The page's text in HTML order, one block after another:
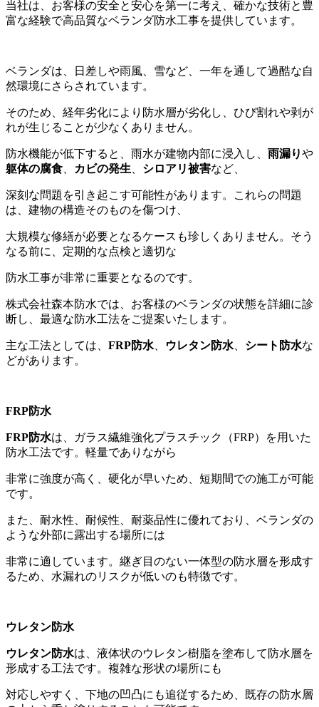
当社は、お客様の安全と安心を第一に考え、確かな技術と豊
富な経験で高品質なベランダ防水工事を提供しています。
ベランダは、日差しや雨風、雪など、一年を通して過酷な自
然環境にさらされています。
そのため、経年劣化により防水層が劣化し、ひび割れや剥が
れが生じることが少なくありません。
防水機能が低下すると、雨水が建物内部に浸入し、 雨漏りや
躯体の腐食
カビの発生 シロアリ被害など、
深刻な問題を引き起こす可能性があります。これらの問題
は、建物の構造そのものを傷つけ、
大規模な修繕が必要となるケースも珍しくありません。そう
なる前に、定期的な点検と適切な
防水工事が非常に重要となるのです。
株式会社森本防水では、お客様のベランダの状態を詳細に診
断し、最適な防水工法をご提案いたします。
主な工法としては、 FRP防水 ウレタン防水 シート防水な
どがあります。
FRP防水
FRP防水は、ガラス繊維強化プラスチック（FRP）を用いた
防水工法です。軽量でありながら
非常に強度が高く、硬化が早いため、短期間での施工が可能
です。
また、耐水性、耐候性、耐薬品性に優れており、ベランダの
ような外部に露出する場所には
非常に適しています。継ぎ目のない一体型の防水層を形成す
るため、水漏れのリスクが低いのも特徴です。
ウレタン防水
ウレタン防水は、液体状のウレタン樹脂を塗布して防水層を
形成する工法です。複雑な形状の場所にも
対応しやすく、下地の凹凸にも追従するため、既存の防水層